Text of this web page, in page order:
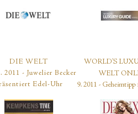
DIE WELT
2011 - Juwelier Becker
Edel-Uhr
WORLD’S
WELT
9. 2011 - Geheimtipp